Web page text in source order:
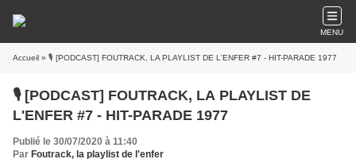
MENU
Accueil » 🎙️ [PODCAST] FOUTRACK, LA PLAYLIST DE L'ENFER #7 - HIT-PARADE 1977
🎙️ [PODCAST] FOUTRACK, LA PLAYLIST DE
L'ENFER #7 - HIT-PARADE 1977
Publié le 30/07/2020 à 11:40
Par Foutrack, la playlist de l'enfer